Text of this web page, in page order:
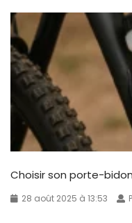
Choisir son porte-
28 août 2025 à 13:53